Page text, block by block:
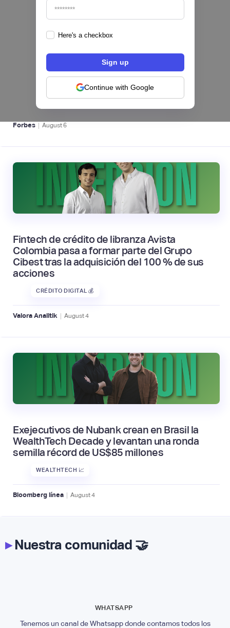
Here's a checkbox
Continue with Google
hiSofi, Fintech de gestión de cobranzas,
levanta US$1 millón para instalar un hub
regional en Uruguay
BFM 👔
Forbes | August6
Fintech de crédito de libranza Avista
Colombia pasa a formar parte del Grupo
Cibest tras la adquisición del 100 % de sus
acciones
CRÉDITO DIGITAL 💰
Valora Analitik | August4
Exejecutivos de Nubank crean en Brasil la
WealthTech Decade y levantan una ronda
semilla récord de US$85 millones
WEALTHTECH 📈
Bloomberg línea | August4
▸Nuestra comunidad 🤝
WHATSAPP
Tenemos un canal de Whatsapp donde contamos todos los